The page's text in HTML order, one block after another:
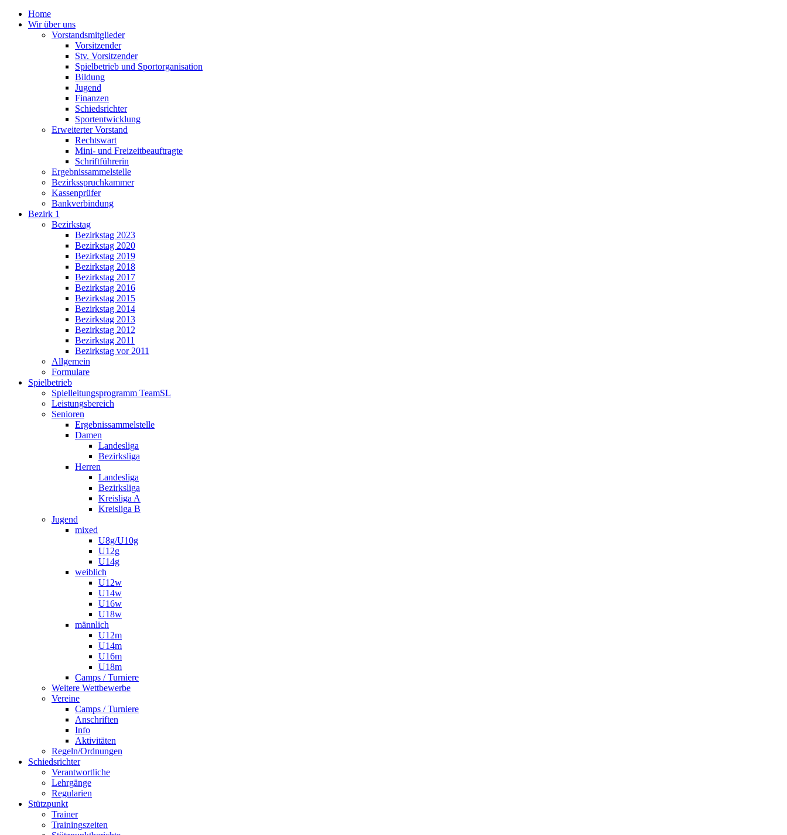
Home
Wir über uns
Vorstandsmitglieder
Vorsitzender
Stv. Vorsitzender
Spielbetrieb und Sportorganisation
Bildung
Jugend
Finanzen
Schiedsrichter
Sportentwicklung
Erweiterter Vorstand
Rechtswart
Mini- und Freizeitbeauftragte
Schriftführerin
Ergebnissammelstelle
Bezirksspruchkammer
Kassenprüfer
Bankverbindung
Bezirk 1
Bezirkstag
Bezirkstag 2023
Bezirkstag 2020
Bezirkstag 2019
Bezirkstag 2018
Bezirkstag 2017
Bezirkstag 2016
Bezirkstag 2015
Bezirkstag 2014
Bezirkstag 2013
Bezirkstag 2012
Bezirkstag 2011
Bezirkstag vor 2011
Allgemein
Formulare
Spielbetrieb
Spielleitungsprogramm TeamSL
Leistungsbereich
Senioren
Ergebnissammelstelle
Damen
Landesliga
Bezirksliga
Herren
Landesliga
Bezirksliga
Kreisliga A
Kreisliga B
Jugend
mixed
U8g/U10g
U12g
U14g
weiblich
U12w
U14w
U16w
U18w
männlich
U12m
U14m
U16m
U18m
Camps / Turniere
Weitere Wettbewerbe
Vereine
Camps / Turniere
Anschriften
Info
Aktivitäten
Regeln/Ordnungen
Schiedsrichter
Verantwortliche
Lehrgänge
Regularien
Stützpunkt
Trainer
Trainingszeiten